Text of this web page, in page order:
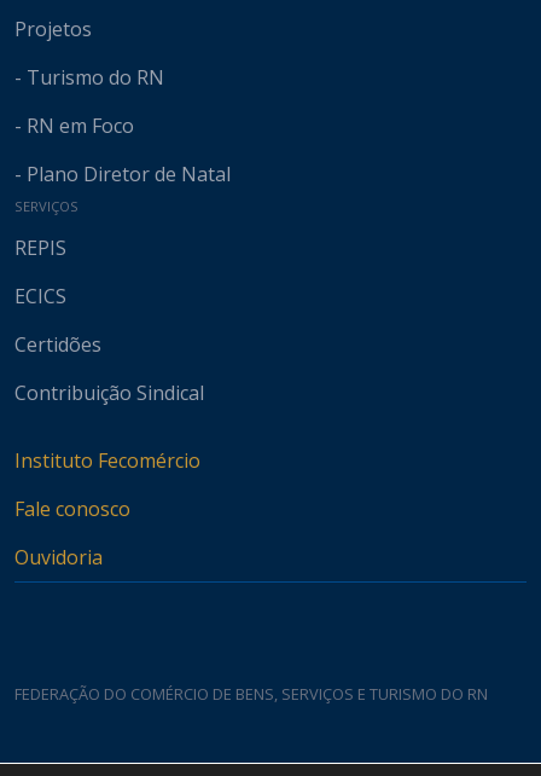
Projetos
- Turismo do RN
- RN em Foco
- Plano Diretor de Natal
SERVIÇOS
REPIS
ECICS
Certidões
Contribuição Sindical
Instituto Fecomércio
Fale conosco
Ouvidoria
FEDERAÇÃO DO COMÉRCIO DE BENS, SERVIÇOS E TURISMO DO RN